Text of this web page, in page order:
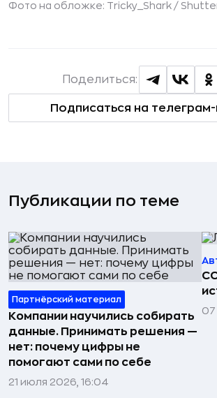
Фото на обложке: Tricky_Shark /
Подписаться на
Поделиться:
Публикации по теме
Партнёрский материал
Компании научились собирать
данные. Принимать решения —
нет: почему цифры не
помогают сами по себе
21 июля 2026, 16:04
07